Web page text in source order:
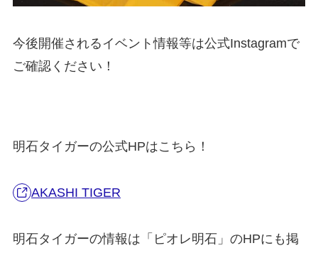
今後開催されるイベント情報等は公式Instagramで
ご確認ください！
明石タイガーの公式HPはこちら！
AKASHI TIGER
明石タイガーの情報は「ピオレ明石」のHPにも掲